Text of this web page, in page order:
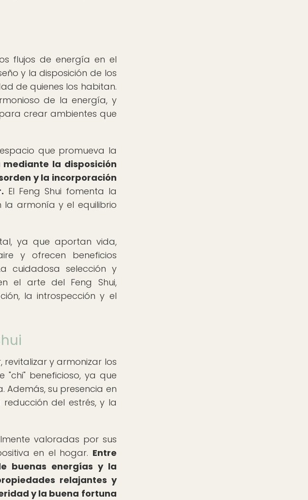
flujos de energía en el
y la disposición de los
de quienes los habitan.
de la energía, y
crear ambientes que
que promueva la
mediante la disposición
y la incorporación
El Feng Shui fomenta la
la armonía y el equilibrio
ya que aportan vida,
y ofrecen beneficios
cuidadosa selección y
el arte del Feng Shui,
la introspección y el
revitalizar y armonizar los
beneficioso, ya que
su presencia en
del estrés, y la
valoradas por sus
en el hogar. Entre
buenas energías y la
relajantes y
y la buena fortuna